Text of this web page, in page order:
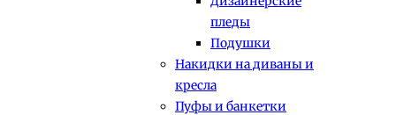
пледы
Подушки
Накидки на диваны и
кресла
Пуфы и банкетки